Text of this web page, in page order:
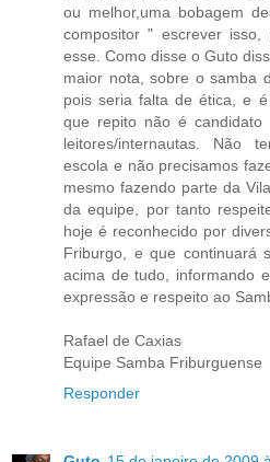
ou melhor,uma bobagem
compositor " escrever
esse. Como disse o Guto
maior nota, sobre o samba
pois seria falta de ética, e
que repito não é
leitores/internautas. Não
escola e não precisamos
mesmo fazendo parte da
da equipe, por tanto
hoje é reconhecido por
Friburgo, e que continuará
acima de tudo, informando
expressão e respeito ao
Rafael de Caxias
Equipe Samba Friburguense
Responder